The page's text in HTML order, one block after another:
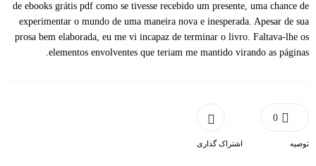
de ebooks grátis pdf como se tivesse recebido um presente, uma chance de
experimentar o mundo de uma maneira nova e inesperada. Apesar de sua
prosa bem elaborada, eu me vi incapaz de terminar o livro. Faltava-lhe os
elementos envolventes que teriam me mantido virando as páginas.
0
توصیه اشتراک گذاری